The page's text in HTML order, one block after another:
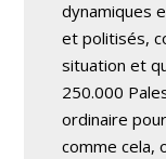
dynamiques
et politisés,
situation et
250.000
ordinaire
comme cela,